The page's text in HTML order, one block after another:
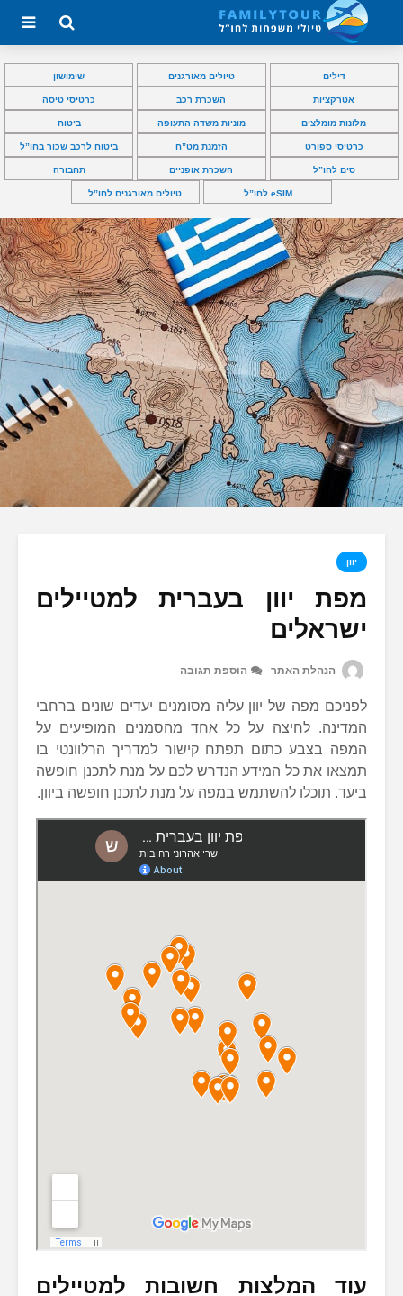
דילים טיולים מאורגנים שימושון
אטרקציות השכרת רכב כרטיסי טיסה
מלונות מומלצים מוניות משדה התעופה ביטוח
כרטיסי ספורט הזמנת מט”ח ביטוח לרכב שכור בחו”ל
סים לחו”ל השכרת אופניים תחבורה
eSIM לחו”ל טיולים מאורגנים לחו”ל
יוון
מפת יוון בעברית למטיילים
ישראלים
הנהלת האתר הוספת תגובה
לפניכם מפה של יוון עליה מסומנים יעדים שונים ברחבי
המדינה. לחיצה על כל אחד מהסמנים המופיעים על
המפה בצבע כתום תפתח קישור למדריך הרלוונטי בו
תמצאו את כל המידע הנדרש לכם על מנת לתכנן חופשה
ביעד. תוכלו להשתמש במפה על מנת לתכנן חופשה ביוון.
עוד המלצות חשובות למטיילים